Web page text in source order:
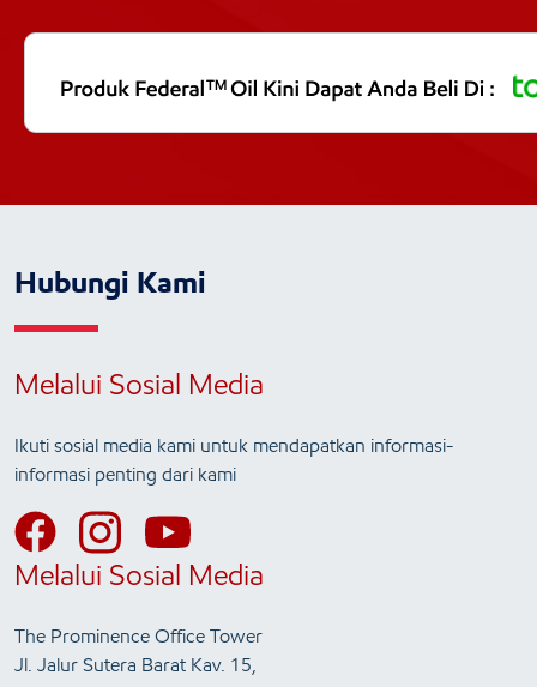
Hubungi Kami
Melalui Sosial Media
Ikuti sosial media kami untuk mendapatkan informasi-
informasi penting dari kami
Melalui Sosial Media
The Prominence Office Tower
Jl. Jalur Sutera Barat Kav. 15,